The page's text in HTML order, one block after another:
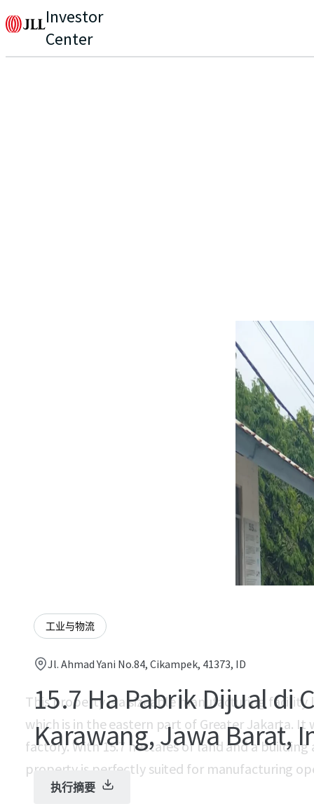
Investor
Center
工业与物流
Jl. Ahmad Yani No.84, Cikampek, 41373, ID
15.7 Ha Pabrik Dijual di
Karawang, Jawa Barat,
执行摘要
This property is a sizeable manufacturing facility
which is in the eastern part of Greater Jakarta. It
factory. With 15.7 hectares of land and a building
property is perfectly suited for manufacturing